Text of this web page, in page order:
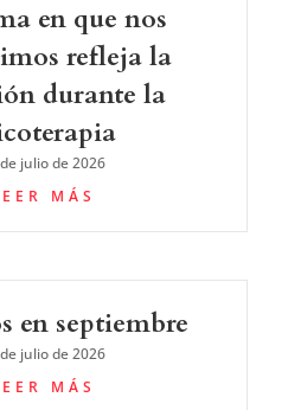
en que nos
refleja la
durante la
julio de 2026
MÁS
en septiembre
julio de 2026
MÁS